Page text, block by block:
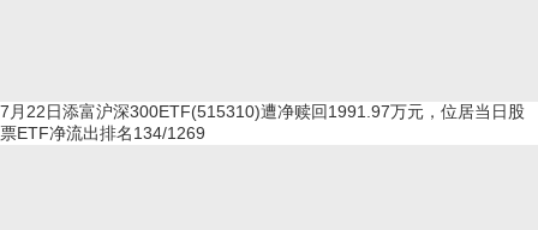
7月22日添富沪深300ETF(515310)遭净赎回1991.97万元，位居当日股
票ETF净流出排名134/1269